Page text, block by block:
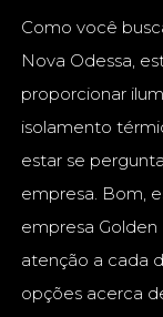
Como você
Nova Odessa,
proporcionar
isolamento
estar se
empresa. Bom,
empresa
atenção a cada
opções acerca